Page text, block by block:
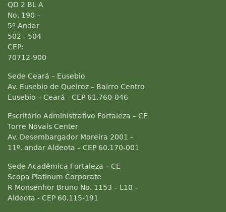
QD 2 BL A
No. 190 –
5º Andar
502 - 504
CEP:
70712-900
Sede Ceará – Eusebio
Av. Eusebio de Queiroz – Bairro Centro
Eusebio – Ceará - CEP 61.760-046
Escritório Administrativo Fortaleza – CE
Torre Novais Center
Av. Desembargador Moreira 2001 –
11º. andar Aldeota – CEP 60.170-001
Sede Acadêmica Fortaleza – CE
Scopa Platinum Corporate
R Monsenhor Bruno No. 1153 – L10 –
Aldeota - CEP 60.115-191